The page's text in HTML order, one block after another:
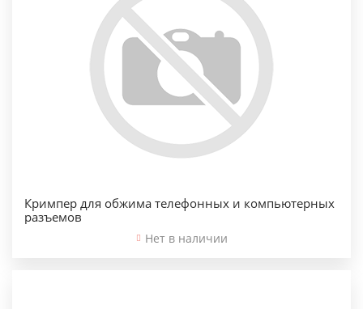
Кримпер для обжима телефонных и компьютерных
разъемов
Нет в наличии